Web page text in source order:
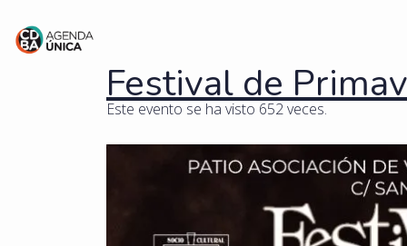
Festival de
Este evento se ha visto 652 veces.